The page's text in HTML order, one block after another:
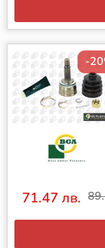
-
71.47 лв.